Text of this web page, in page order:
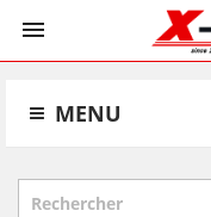

MENU